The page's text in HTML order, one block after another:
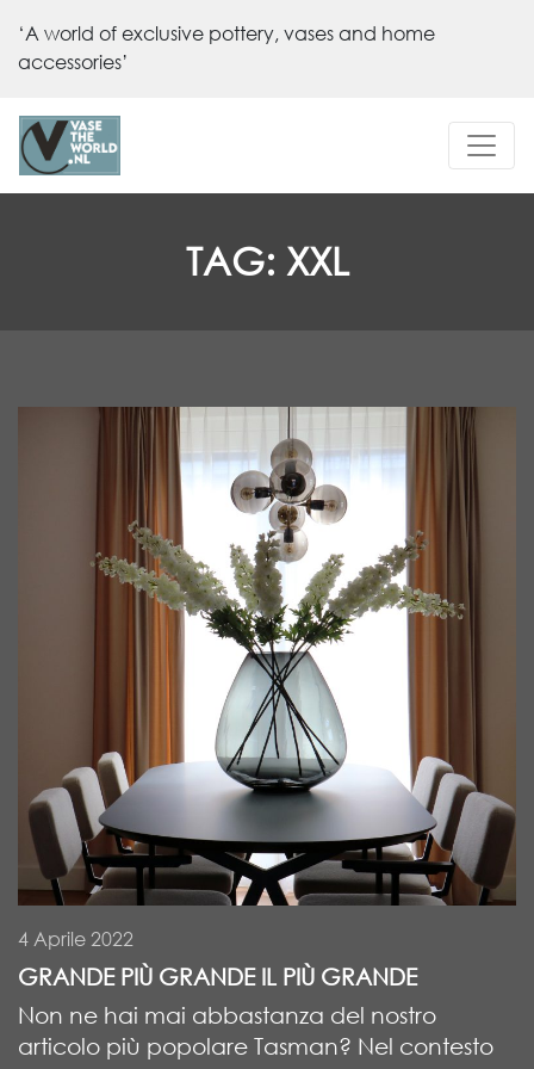
‘A world of exclusive pottery, vases and home
accessories’
TAG: XXL
4 Aprile 2022
GRANDE PIÙ GRANDE IL PIÙ GRANDE
Non ne hai mai abbastanza del nostro
articolo più popolare Tasman? Nel contesto